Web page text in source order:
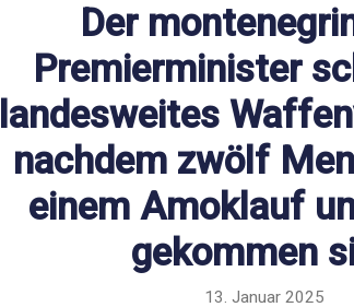
Der
Premierminister
landesweites
nachdem zwölf
einem Amoklauf
gekommen
13. Januar 2025